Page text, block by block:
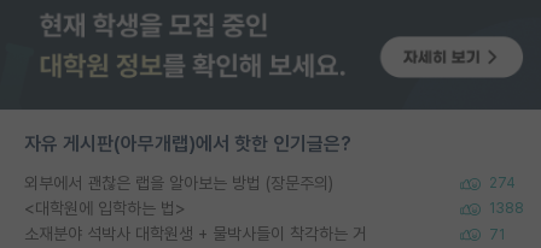
자유 게시판(아무개랩)에서 핫한 인기글은?
외부에서 괜찮은 랩을 알아보는 방법 (장문주의) 274
<대학원에 입학하는 법> 1388
소재분야 석박사 대학원생 + 물박사들이 착각하는 거 71